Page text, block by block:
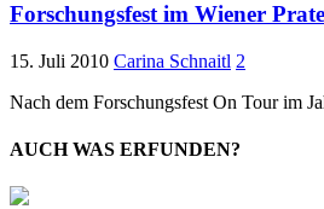
Forschungsfest im Wiener
15. Juli 2010 Carina Schnaitl 2
Nach dem Forschungsfest On Tour im
AUCH WAS ERFUNDEN?